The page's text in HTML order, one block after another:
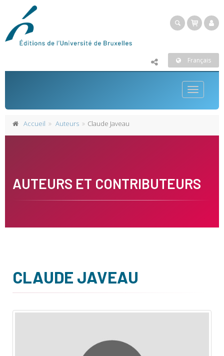
Français
Toggle
Accueil Auteurs Claude Javeau
AUTEURS ET CONTRIBUTEURS
CLAUDE JAVEAU